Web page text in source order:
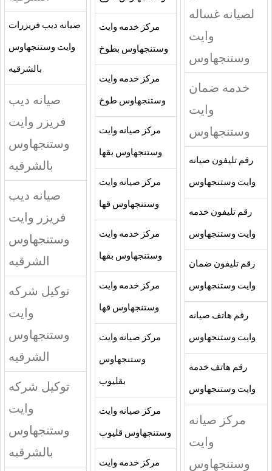
لصيانه غساله
وايت
وستنجهاوس
خدمه ضمان
وايت
وستنجهاوس
رقم تليفون صيانه
وايت وستنجهاوس
رقم تليفون خدمه
وايت وستنجهاوس
رقم تليفون ضمان
وايت وستنجهاوس
رقم هاتف صيانه
وايت وستنجهاوس
رقم هاتف خدمه
وايت وستنجهاوس
مركز صيانه
وايت
وستنجهاوس
مركز خدمه وايت
وستنجهاوس بطوخ
مركز خدمه وايت
وستنجهاوس طوخ
مركز صيانه وايت
وستنجهاوس بقها
مركز صيانه وايت
وستنجهاوس قها
مركز خدمه وايت
وستنجهاوس بقها
مركز خدمه وايت
وستنجهاوس قها
مركز صيانه وايت
وستنجهاوس
بقليوب
مركز صيانه وايت
وستنجهاوس قليوب
مركز خدمه وايت
صيانه ديب فريزرات
وايت وستنجهاوس
بالشرقيه
صيانه ديب
فريزر وايت
وستنجهاوس
بالشرقيه
صيانه ديب
فريزر وايت
وستنجهاوس
الشرقيه
توكيل شركه
وايت
وستنجهاوس
الشرقيه
توكيل شركه
وايت
وستنجهاوس
بالشرقيه